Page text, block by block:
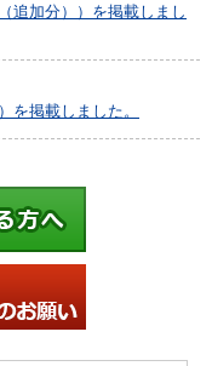
追加分））を掲載しまし
を掲載しました。